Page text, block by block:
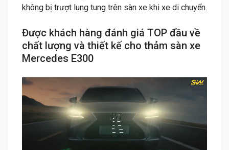
không bị trượt lung tung trên sàn xe khi xe di chuyển.
Được khách hàng đánh giá TOP đầu về
chất lượng và thiết kế cho thảm sàn xe
Mercedes E300